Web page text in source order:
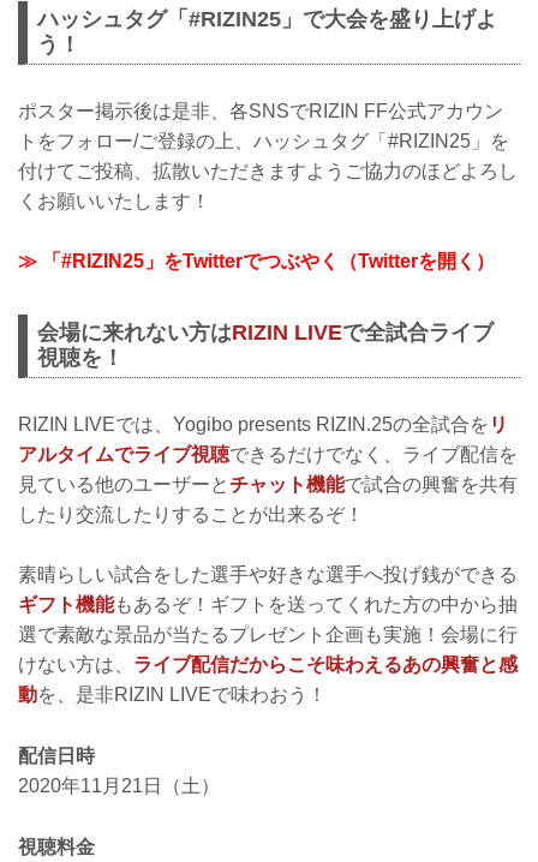
ようにお願い致します。
送りできません。予めご了承ください。
す。
・抽選で100名様となります。当選の発表
は発送を持って...
ハッシュタグ「#RIZIN25」で大会を盛り上げよ
う！
ポスター掲示後は是非、各SNSでRIZIN FF公式アカウン
トをフォロー/ご登録の上、ハッシュタグ「#RIZIN25」を
付けてご投稿、拡散いただきますようご協力のほどよろし
くお願いいたします！
≫ 「#RIZIN25」をTwitterでつぶやく（Twitterを開く）
会場に来れない方はRIZIN LIVEで全試合ライブ
視聴を！
RIZIN LIVEでは、Yogibo presents RIZIN.25の全試合を リ
アルタイムでライブ視聴できるだけでなく、ライブ配信を
見ている他のユーザーとチャット機能で試合の興奮を共有
したり交流したりすることが出来るぞ！
素晴らしい試合をした選手や好きな選手へ投げ銭ができる
ギフト機能もあるぞ！ギフトを送ってくれた方の中から抽
選で素敵な景品が当たるプレゼント企画も実施！会場に行
けない方は、 ライブ配信だからこそ味わえるあの興奮と感
動を、是非RIZIN LIVEで味わおう！
配信日時
2020年11月21日（土）
視聴料金